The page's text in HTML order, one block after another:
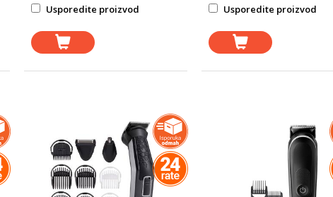
Usporedite proizvod Usporedite proizvod